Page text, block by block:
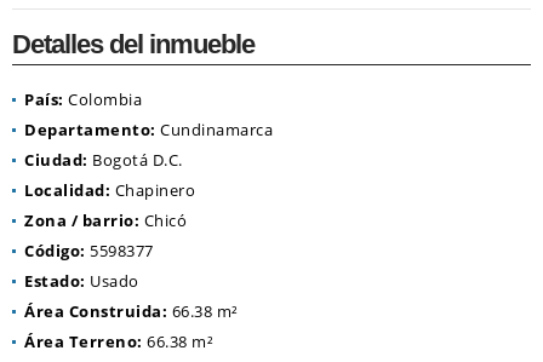
Detalles del inmueble
País: Colombia
Departamento: Cundinamarca
Ciudad: Bogotá D.C.
Localidad: Chapinero
Zona / barrio: Chicó
Código: 5598377
Estado: Usado
Área Construida: 66.38 m²
Área Terreno: 66.38 m²